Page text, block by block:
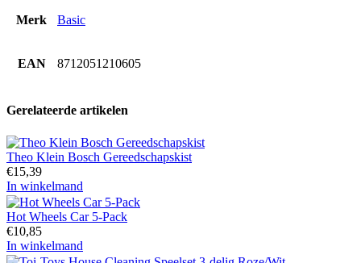
Merk Basic
EAN 8712051210605
Gerelateerde artikelen
Theo Klein Bosch Gereedschapskist
€15,39
In winkelmand
Hot Wheels Car 5-Pack
€10,85
In winkelmand